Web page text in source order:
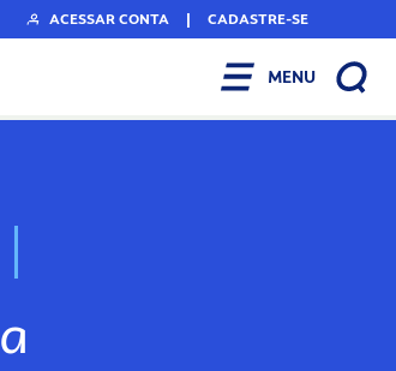
ACESSAR CONTA | CADASTRE-SE
MENU
N